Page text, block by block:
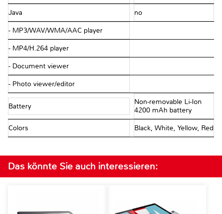
Java no
- MP3/WAV/WMA/AAC player
- MP4/H.264 player
- Document viewer
- Photo viewer/editor
Battery
Non-removable Li-Ion
4200 mAh battery
Colors Black, White, Yellow, Red
Das könnte Sie auch interessieren: